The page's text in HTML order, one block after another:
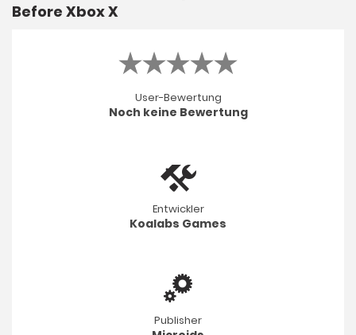
Before Xbox X
User-Bewertung
Noch keine Bewertung
Entwickler
Koalabs Games
Publisher